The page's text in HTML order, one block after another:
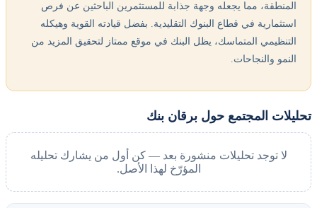
المنطقة، مما يجعله وجهة جذابة للمستثمرين الباحثين عن فرص
استثمارية في قطاع البنوك التقليدية. بفضل قيادته القوية وهيكله
التنظيمي المتماسك، يظل البنك في موقع ممتاز لتحقيق المزيد من
النمو والنجاحات.
تحليلات المجتمع حول برقان بنك
لا توجد تحليلات منشورة بعد — كن أول من يشارك تحليله
المؤرّخ لهذا الأصل.